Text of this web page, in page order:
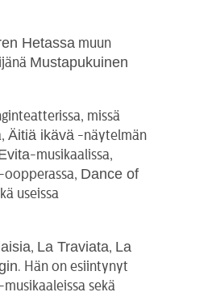
Hetassa muun
Mustapukuinen
missä
Äitiä ikävä -näytelmän
-musikaalissa,
-oopperassa, Dance of
useissa
, La Traviata, La
. Hän on esiintynyt
musikaaleissa sekä